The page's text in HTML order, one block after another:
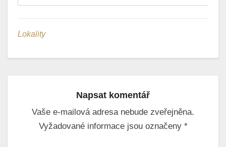
Lokality
Napsat komentář
Vaše e-mailová adresa nebude zveřejněna.
Vyžadované informace jsou označeny *